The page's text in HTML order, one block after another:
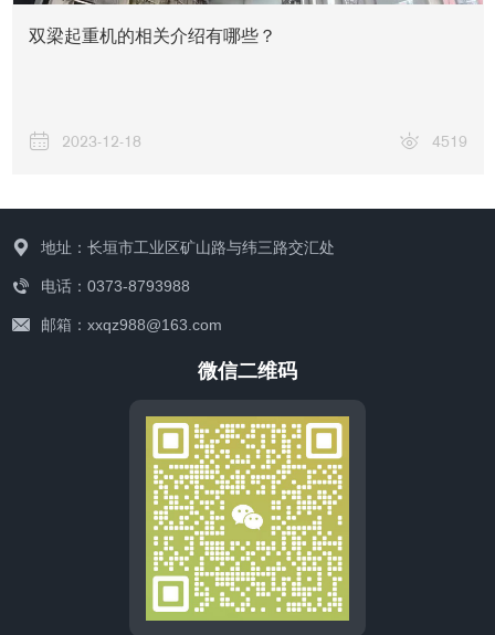
双梁起重机的相关介绍有哪些？
2023-12-18 4519
地址：长垣市工业区矿山路与纬三路交汇处
电话：0373-8793988
邮箱：xxqz988@163.com
微信二维码